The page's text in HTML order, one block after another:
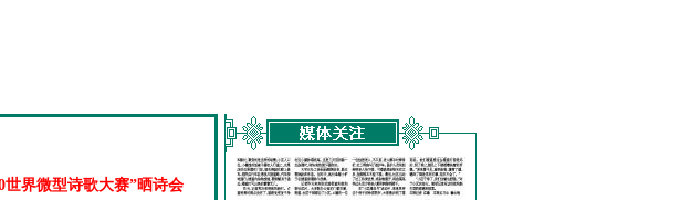
界微型诗歌大赛”晒诗会